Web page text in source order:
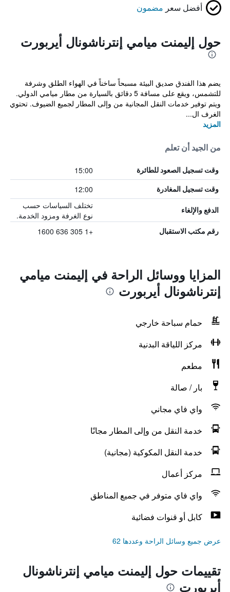
أفضل سعر مضمون
حول إليمنت ميامي إنترناشونال أيربورت
يضم هذا الفندق صديق البيئة مسبحاً ساخناً في الهواء الطلق وشرفة
للتشمس، ويقع على مسافة 5 دقائق بالسيارة من مطار ميامي الدولي.
ويتم توفير خدمات النقل المجانية من وإلى المطار لجميع الضيوف. تحتوي
الغرف ال...
المزيد
من الجيد أن تعلم
وقت تسجيل الصعود للطائرة 15:00
وقت تسجيل المغادرة 12:00
الدفع والإلغاء
تختلف السياسات حسب
نوع الغرفة ومزود الخدمة.
رقم مكتب الاستقبال +1 305 636 1600
المزايا ووسائل الراحة في إليمنت ميامي
إنترناشونال أيربورت
حمام سباحة خارجي
مركز اللياقة البدنية
مطعم
بار / صالة
واي فاي مجاني
خدمة النقل من وإلى المطار مجانًا
خدمة النقل المكوكية (مجانية)
مركز أعمال
واي فاي متوفر في جميع المناطق
كابل أو قنوات فضائية
عرض جميع وسائل الراحة وعددها 62
تقييمات حول إليمنت ميامي إنترناشونال
أيربورت